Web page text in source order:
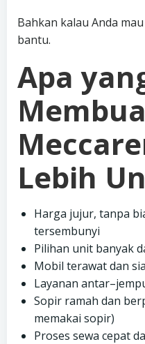
Bahkan kalau Anda
bantu.
Apa
Lebih
Harga jujur, tanpa
tersembunyi
Pilihan unit banyak
Mobil terawat dan
Layanan
Sopir ramah dan
memakai sopir)
Proses sewa cepat